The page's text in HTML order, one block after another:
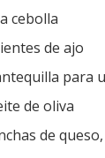
cebolla
de ajo
para
de oliva
de